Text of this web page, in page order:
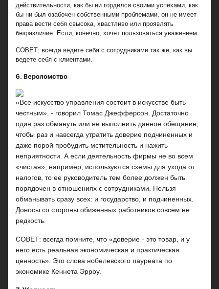
действительности, как бы ни гордился своими успехами, как
бы ни был озабочен собственными проблемами, он не имеет
права вести себя свысока, хвастливо или проявлять
безразличие. Если, конечно, хочет пользоваться уважением.
СОВЕТ: всегда ведите себя с сотрудниками так же, как вы
ведете себя с клиентами.
6. Вероломство
«Все искусство управления состоит в искусстве быть
честным», - говорил Томас Джефферсон. Достаточно
один раз обмануть или не выполнить данное обещание,
чтобы раз и навсегда утратить доверие подчиненных и
даже порой пробудить мстительность и нажить
неприятности. А если деятельность фирмы не во всем
«чистая», например, используются схемы для ухода от
налогов, то ее руководитель тем более должен быть
порядочен в отношениях с сотрудниками. Нельзя
обманывать сразу всех: и государство, и подчиненных.
Доносы со стороны обиженных работников совсем не
редкость.
СОВЕТ: всегда помните, что «доверие - это товар, и у
него есть реальная экономическая и практическая
ценность». Это слова нобелевского лауреата по
экономике Кеннета Эрроу.